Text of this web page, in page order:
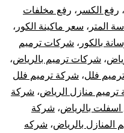
، رفع الكسر ، رفع مخلفات
المتر ، سعر ماكينة الكور ،
بالكور ، شركات ترميم
، شركات ترميم بالرياض،
فلل، شركة ترميم فلل
منازل الرياض، شركة
بالرياض، شركة
المنازل بالرياض، شركه